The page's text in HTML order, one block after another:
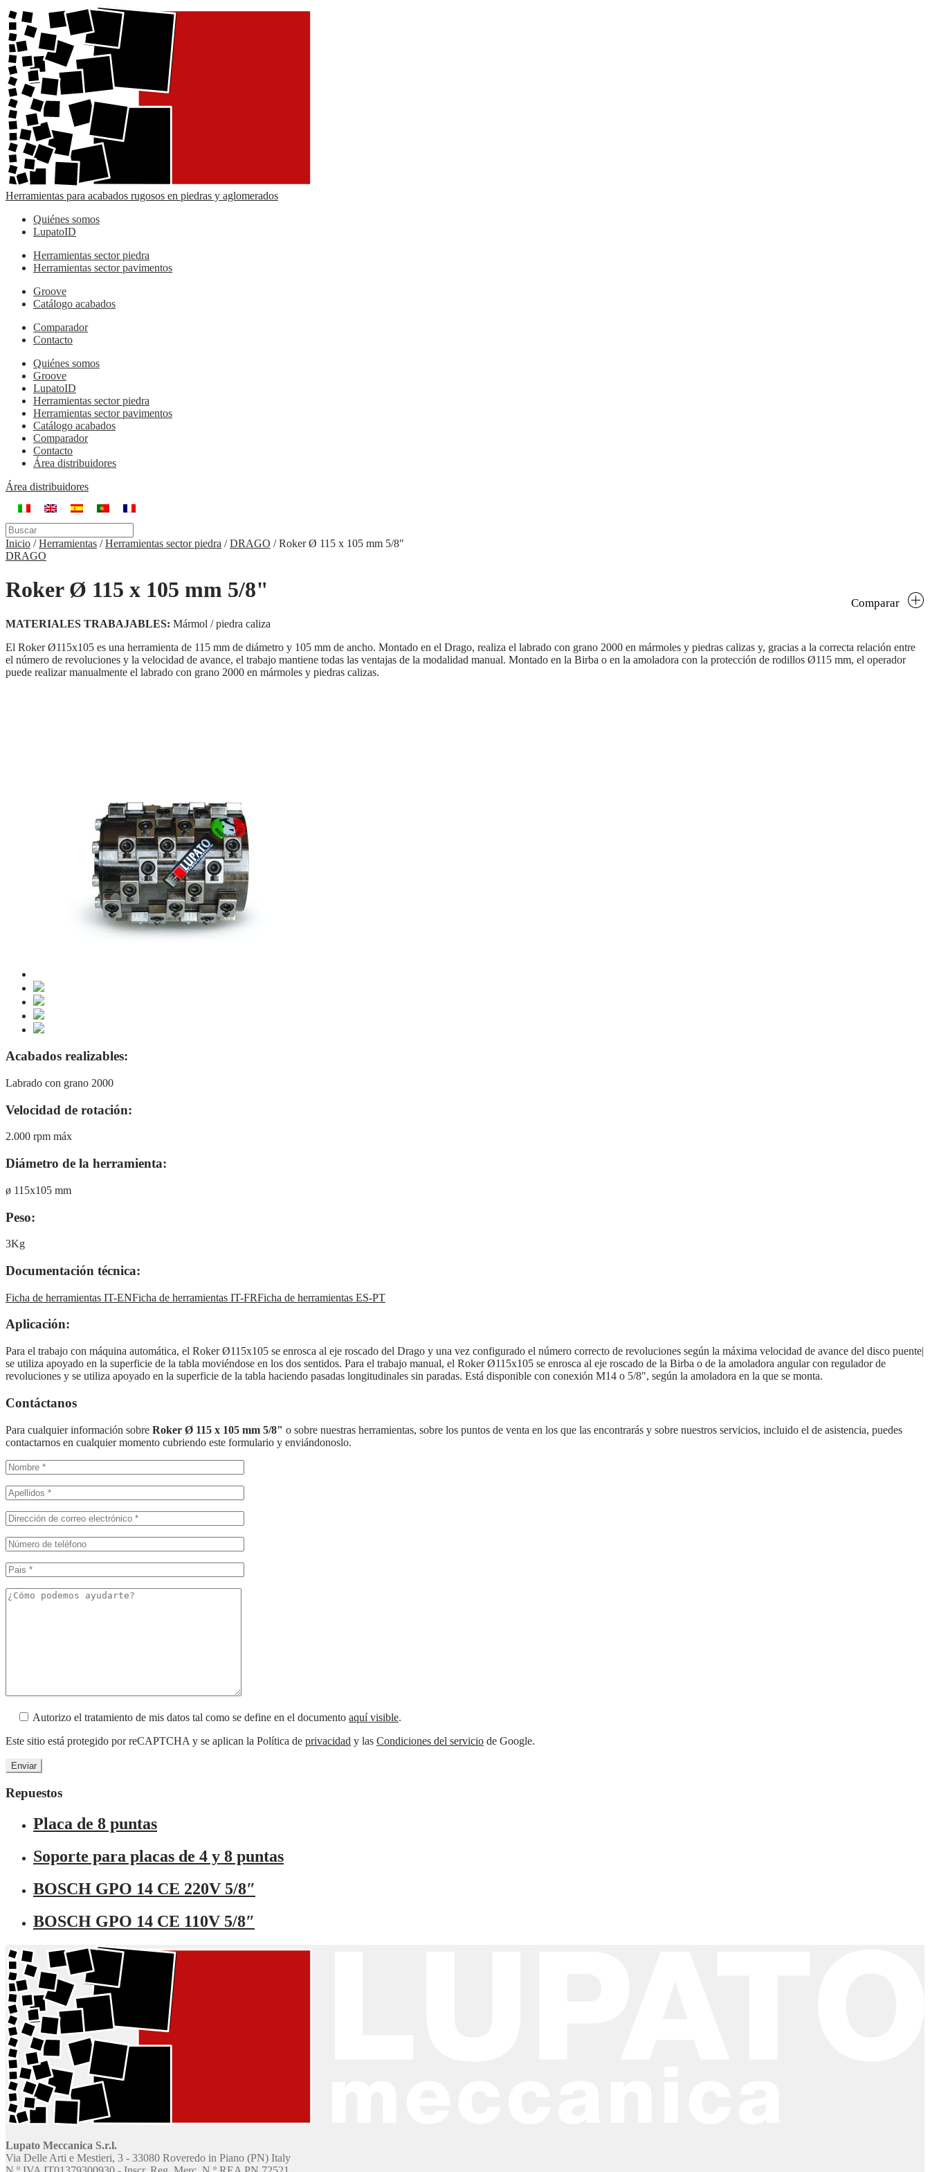
Herramientas para acabados rugosos en piedras y aglomerados
Quiénes somos
LupatoID
Herramientas sector piedra
Herramientas sector pavimentos
Groove
Catálogo acabados
Comparador
Contacto
Quiénes somos
Groove
LupatoID
Herramientas sector piedra
Herramientas sector pavimentos
Catálogo acabados
Comparador
Contacto
Área distribuidores
Área distribuidores
Inicio /Herramientas /Herramientas sector piedra /DRAGO /Roker Ø 115 x 105 mm 5/8″
DRAGO
Roker Ø 115 x 105 mm 5/8"
Comparar
MATERIALES TRABAJABLES: Mármol / piedra caliza
El Roker Ø115x105 es una herramienta de 115 mm de diámetro y 105 mm de ancho. Montado en el Drago, realiza el labrado con grano 2000 en mármoles y piedras calizas y, gracias a la correcta relación entre
el número de revoluciones y la velocidad de avance, el trabajo mantiene todas las ventajas de la modalidad manual. Montado en la Birba o en la amoladora con la protección de rodillos Ø115 mm, el operador
puede realizar manualmente el labrado con grano 2000 en mármoles y piedras calizas.
Acabados realizables:
Labrado con grano 2000
Velocidad de rotación:
2.000 rpm máx
Diámetro de la herramienta:
ø 115x105 mm
Peso:
3Kg
Documentación técnica:
Ficha de herramientas IT-ENFicha de herramientas IT-FRFicha de herramientas ES-PT
Aplicación:
Para el trabajo con máquina automática, el Roker Ø115x105 se enrosca al eje roscado del Drago y una vez configurado el número correcto de revoluciones según la máxima velocidad de avance del disco puente|
se utiliza apoyado en la superficie de la tabla moviéndose en los dos sentidos. Para el trabajo manual, el Roker Ø115x105 se enrosca al eje roscado de la Birba o de la amoladora angular con regulador de
revoluciones y se utiliza apoyado en la superficie de la tabla haciendo pasadas longitudinales sin paradas. Está disponible con conexión M14 o 5/8", según la amoladora en la que se monta.
Contáctanos
Para cualquier información sobre Roker Ø 115 x 105 mm 5/8" o sobre nuestras herramientas, sobre los puntos de venta en los que las encontrarás y sobre nuestros servicios, incluido el de asistencia, puedes
contactarnos en cualquier momento cubriendo este formulario y enviándonoslo.
Autorizo el tratamiento de mis datos tal como se define en el documento aquí visible.
Este sitio está protegido por reCAPTCHA y se aplican la Política de privacidad y las Condiciones del servicio de Google.
Repuestos
Placa de 8 puntas
Soporte para placas de 4 y 8 puntas
BOSCH GPO 14 CE 220V 5/8″
BOSCH GPO 14 CE 110V 5/8″
Lupato Meccanica S.r.l.
Via Delle Arti e Mestieri, 3 - 33080 Roveredo in Piano (PN) Italy